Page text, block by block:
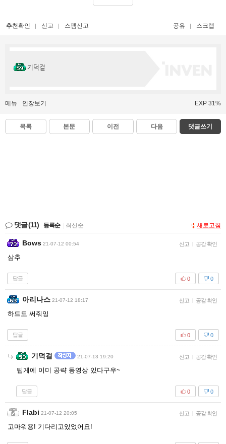
추천확인 신고 스팸신고 공유 스크랩
기덕걸
메뉴 인장보기 EXP 31%
목록 본문 이전 다음 댓글쓰기
댓글(11) 등록순 최신순 새로고침
Bows 21-07-12 00:54 신고 | 공감 확인
삼추
답글 0
0
아리나스 21-07-12 18:17 신고 | 공감 확인
하드도 써줘잉
답글 0
0
기덕걸 21-07-13 19:20 신고 | 공감 확인
팁게에 이미 공략 동영상 있다구우~
답글 0
0
Flabi 21-07-12 20:05 신고 | 공감 확인
고마워용! 기다리고있었어요!